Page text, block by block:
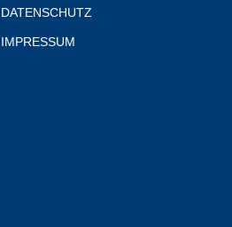
DATENSCHUTZ
IMPRESSUM